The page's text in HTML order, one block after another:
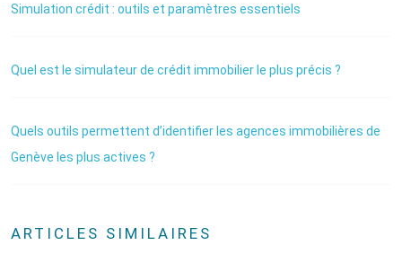
Simulation crédit : outils et paramètres essentiels
Quel est le simulateur de crédit immobilier le plus précis ?
Quels outils permettent d’identifier les agences immobilières de
Genève les plus actives ?
ARTICLES SIMILAIRES